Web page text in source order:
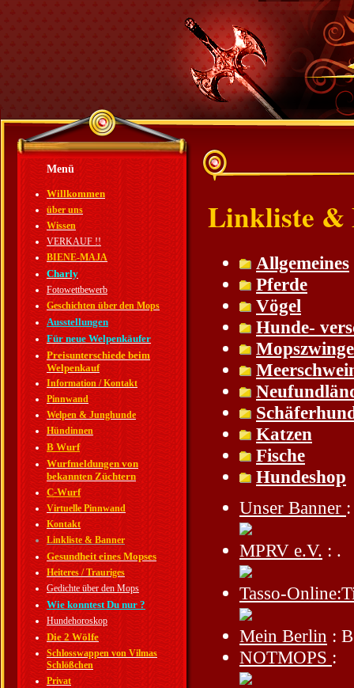
Menü
Willkommen
über uns
Wissen
VERKAUF !!
BIENE-MAJA
Charly
Fotowettbewerb
Geschichten über den Mops
Ausstellungen
Für neue Welpenkäufer
Preisunterschiede beim
Welpenkauf
Information / Kontakt
Pinnwand
Welpen & Junghunde
Hündinnen
B Wurf
Wurfmeldungen von
bekannten Züchtern
C-Wurf
Virtuelle Pinnwand
Kontakt
Linkliste & Banner
Gesundheit eines Mopses
Heiteres / Trauriges
Gedichte über den Mops
Wie konntest Du nur ?
Hundehoroskop
Die 2 Wölfe
Schlosswappen von Vilmas
Schlößchen
Privat
Linkliste &
Allgemeines
Pferde
Vögel
Hunde-
Katzen
Fische
Hundeshop
Unser Banner :
MPRV e.V. : .
Tasso-
Mein Berlin :
NOTMOPS :